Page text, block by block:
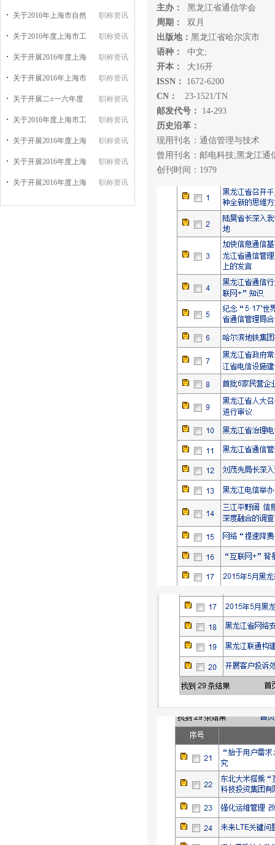
关于2016年上海市自然 职称资讯
关于2016年度上海市工 职称资讯
关于开展2016年度上海 职称资讯
关于开展2016年上海市 职称资讯
关于开展二○一六年度 职称资讯
关于2016年度上海市工 职称资讯
关于开展2016年度上海 职称资讯
关于开展2016年度上海 职称资讯
关于开展2016年度上海 职称资讯
主办：
黑龙江省通信学会
周期：
双月
出版地： 黑龙江省哈尔滨市
语种：
中文;
开本：
大16开
ISSN：
1672-6200
CN：
23-1521/TN
邮发代号：
14-293
历史沿革：
现用刊名：通信管理与技术
曾用刊名：邮电科技;黑龙江通
创刊时间：1979